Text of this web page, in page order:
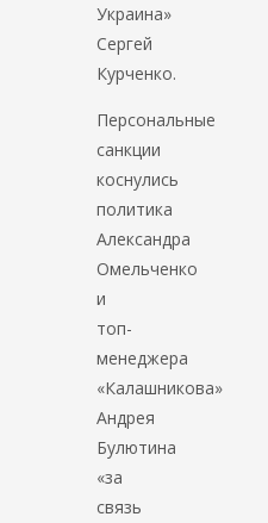
Украина»
Сергей
Курченко.
Персональные
санкции
коснулись
политика
Александра
Омельченко
и
топ-
менеджера
«Калашникова»
Андрея
Булютина
«за
связь